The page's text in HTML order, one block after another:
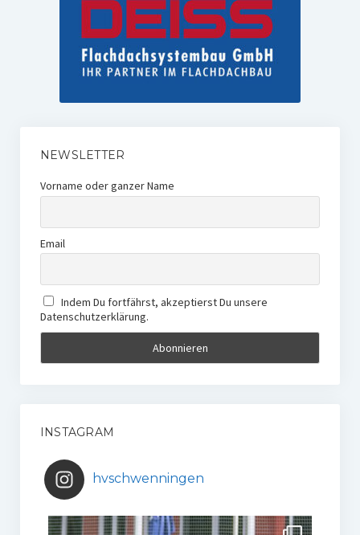
NEWSLETTER
Vorname oder ganzer Name
Email
Indem Du fortfährst, akzeptierst Du unsere
Datenschutzerklärung.
INSTAGRAM
hvschwenningen